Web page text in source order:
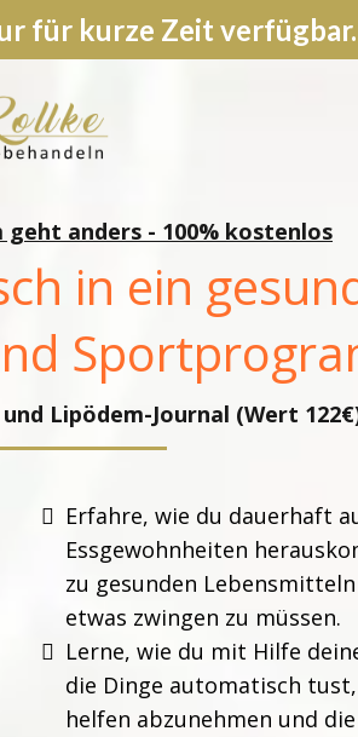
für kurze Zeit verfügbar.
anders - 100% kostenlos
in ein
Lipödem-Journal (Wert
Erfahre, wie du dauerhaft
Essgewohnheiten
zu gesunden
etwas zwingen zu müssen.
Lerne, wie du mit Hilfe
die Dinge automatisch
helfen abzunehmen und